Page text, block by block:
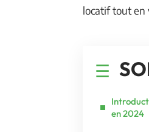
locatif tout en
en 2024